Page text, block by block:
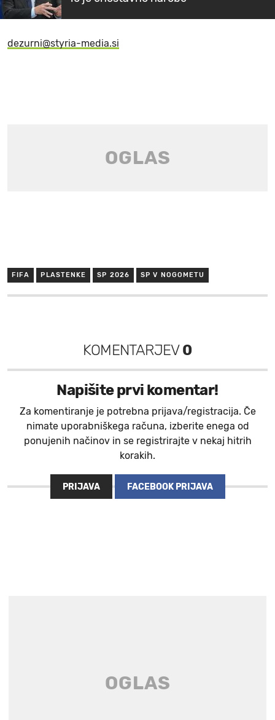
dezurni@styria-media.si
FIFA PLASTENKE SP 2026 SP V NOGOMETU
KOMENTARJEV0
Napišite prvi komentar!
Za komentiranje je potrebna prijava/registracija. Če
nimate uporabniškega računa, izberite enega od
ponujenih načinov in se registrirajte v nekaj hitrih
korakih.
PRIJAVA FACEBOOK PRIJAVA